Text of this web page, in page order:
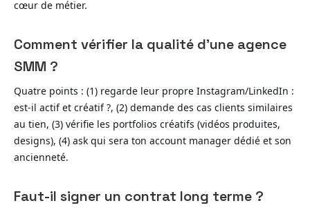
cœur de métier.
Comment vérifier la qualité d’une agence
SMM ?
Quatre points : (1) regarde leur propre Instagram/LinkedIn :
est-il actif et créatif ?, (2) demande des cas clients similaires
au tien, (3) vérifie les portfolios créatifs (vidéos produites,
designs), (4) ask qui sera ton account manager dédié et son
ancienneté.
Faut-il signer un contrat long terme ?